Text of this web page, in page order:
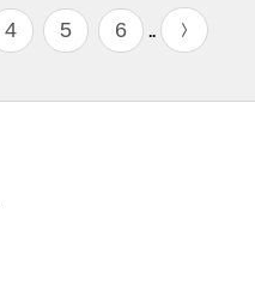
4 5 6 ..